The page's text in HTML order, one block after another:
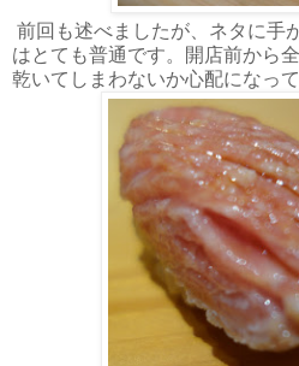
前回も述べましたが、ネタに手
はとても普通です。開店前から
乾いてしまわないか心配になって